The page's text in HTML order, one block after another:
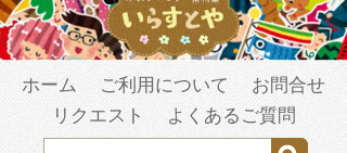
ホーム ご利用について
お問合せ
リクエスト
よくあるご質問